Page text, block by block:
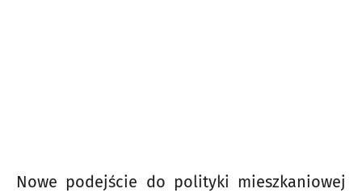
Nowe podejście do polityki mieszkaniowej